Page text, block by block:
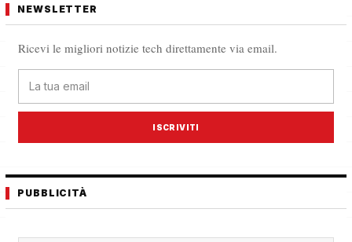
NEWSLETTER
Ricevi le migliori notizie tech direttamente via email.
ISCRIVITI
PUBBLICITÀ